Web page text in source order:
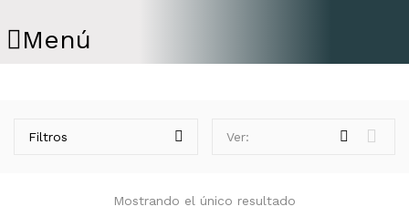
Menú
Mostrando el único resultado
Filtros Ver: